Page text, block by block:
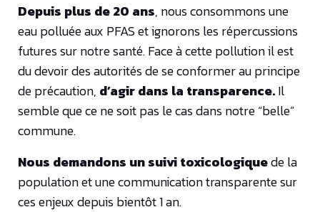
Depuis plus de 20 ans, nous consommons une
eau polluée aux PFAS et ignorons les répercussions
futures sur notre santé. Face à cette pollution il est
du devoir des autorités de se conformer au principe
de précaution, d’agir dans la transparence.Il
semble que ce ne soit pas le cas dans notre “belle”
commune.
Nous demandons un suivi toxicologiquede la
population et une communication transparente sur
ces enjeux depuis bientôt 1 an.